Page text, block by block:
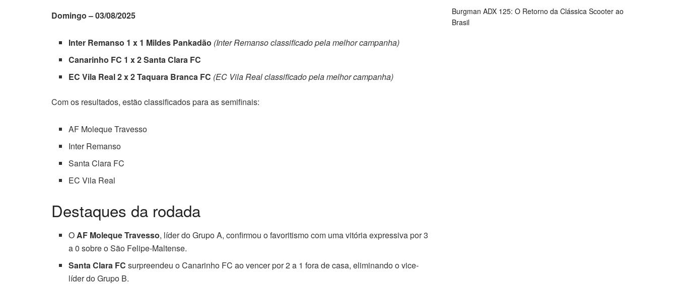
Domingo – 03/08/2025
Inter Remanso 1 x 1 Mildes Pankadão (Inter Remanso classificado pela melhor campanha)
Canarinho FC 1 x 2 Santa Clara FC
EC Vila Real 2 x 2 Taquara Branca FC (EC Vila Real classificado pela melhor campanha)
Com os resultados, estão classificados para as semifinais:
AF Moleque Travesso
Inter Remanso
Santa Clara FC
EC Vila Real
Destaques da rodada
OAF Moleque Travesso, líder do Grupo A, confirmou o favoritismo com uma vitória expressiva por 3
a 0 sobre o São Felipe-Maltense.
Santa Clara FC surpreendeu o Canarinho FC ao vencer por 2 a 1 fora de casa, eliminando o vice-
líder do Grupo B.
Burgman ADX 125: O Retorno da Clássica Scooter ao
Brasil